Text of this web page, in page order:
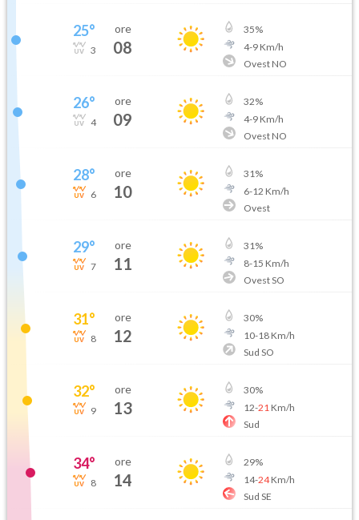
25°
3
ore
08
35%
4-9Km/h
Ovest NO
26°
4
ore
09
32%
4-9Km/h
Ovest NO
28°
6
ore
10
31%
6-12 Km/h
Ovest
29°
7
ore
11
31%
8-15 Km/h
Ovest SO
31°
8
ore
12
30%
10-18Km/h
Sud SO
32°
9
ore
13
30%
12-21 Km/h
Sud
34°
8
ore
14
29%
14-24Km/h
Sud SE